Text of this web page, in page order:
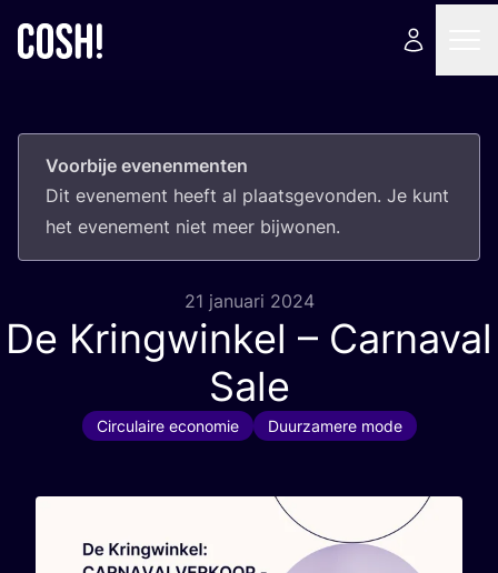
Voorbije evenenmenten
Dit eve­ne­ment heeft al plaats­ge­von­den. Je kunt
het eve­ne­ment niet meer bijwonen.
21 januari 2024
De Kringwinkel – Carnaval
Sale
Circulaire economie Duurzamere mode